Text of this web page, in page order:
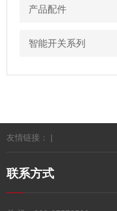
产品配件
智能开关系列
友情链接： |
联系方式